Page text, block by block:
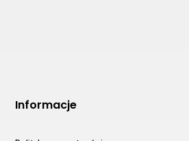
Informacje